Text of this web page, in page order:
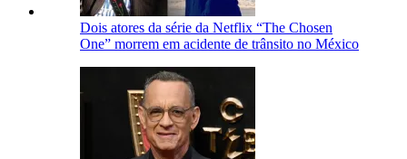
Dois atores da série da Netflix “The Chosen
One” morrem em acidente de trânsito no México